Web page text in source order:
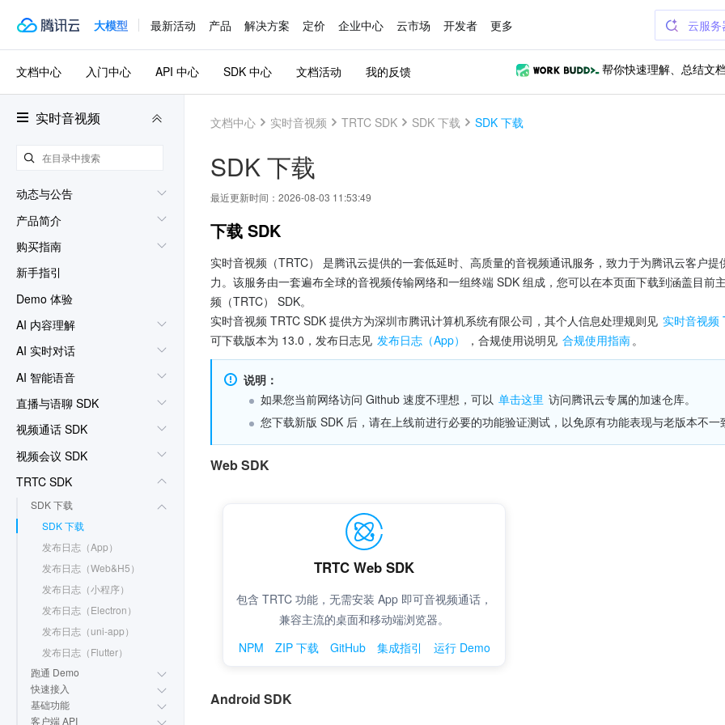
大模型 最新活动 产品 解决方案 定价 企业中心 云市场 开发者 更多 云服务
实时音视频
动态与公告
产品简介
购买指南
新手指引
Demo 体验
AI 内容理解
AI 实时对话
AI 智能语音
直播与语聊 SDK
视频通话 SDK
视频会议 SDK
TRTC SDK
SDK 下载
SDK 下载
发布日志（App）
发布日志（Web&H5）
发布日志（小程序）
发布日志（Electron）
发布日志（uni-app）
发布日志（Flutter）
跑通 Demo
快速接入
基础功能
客户端 API
文档中心 入门中心 API 中心 SDK 中心 文档活动 我的反馈 帮你快速理解、总结文档
文档中心 实时音视频 TRTC SDK SDK 下载 SDK 下载
SDK 下载
最近更新时间： 2026-08-03 11:53:49
下载 SDK
实时音视频（TRTC） 是腾讯云提供的一套低延时、高质量的音视频通讯服务，致力于为腾讯云客户
力。该服务由一套遍布全球的音视频传输网络和一组终端 SDK 组成，您可以在本页面下载到涵盖目前
频（TRTC） SDK。
实时音视频 TRTC SDK 提供方为深圳市腾讯计算机系统有限公司，其个人信息处理规则见 实时音视频
可下载版本为 13.0，发布日志见 发布日志（App） ，合规使用说明见 合规使用指南。
说明：
如果您当前网络访问 Github 速度不理想，可以 单击这里 访问腾讯云专属的加速仓库。
您下载新版 SDK 后，请在上线前进行必要的功能验证测试，以免原有功能表现与老版本不一